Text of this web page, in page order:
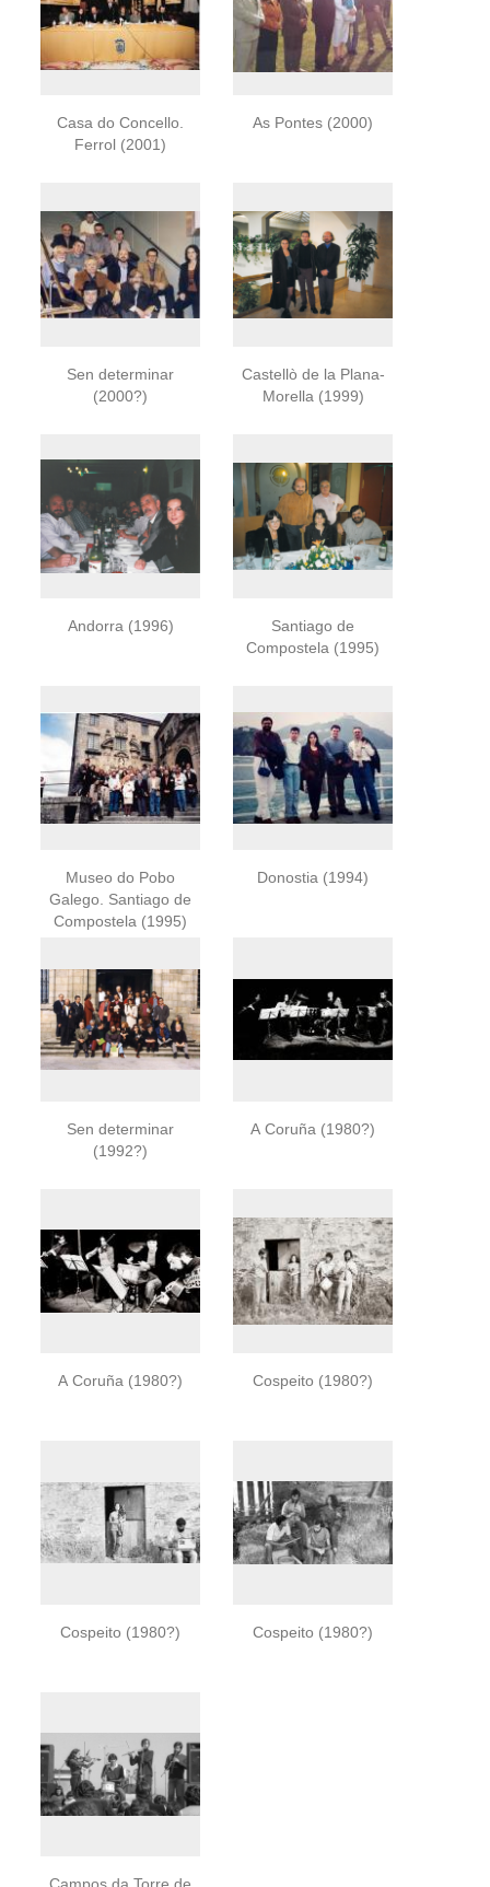
Casa do Concello.
Ferrol (2001)
As Pontes (2000)
Sen determinar
(2000?)
Castellò de la Plana-
Morella (1999)
Andorra (1996)
Santiago de
Compostela (1995)
Museo do Pobo
Galego. Santiago de
Compostela (1995)
Donostia (1994)
Sen determinar
(1992?)
A Coruña (1980?)
A Coruña (1980?) Cospeito (1980?)
Cospeito (1980?) Cospeito (1980?)